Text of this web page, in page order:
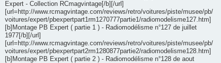
Expert - Collection RCmagvintage[/b][/url]
[url=http://www.rcmagvintage.com/reviews/retro/voitures/piste/musee/pb/
voitures/expert/pbexpertpart1rm1270777partie1/radiomodelisme127.htm]
[b]Montage PB Expert ( partie 1 ) - Radiomodélisme n°127 de juillet
1977[/b][/url]
[url=http://www.rcmagvintage.com/reviews/retro/voitures/piste/musee/pb/
voitures/expert/pbexpertpart2rm1280877partie2/radiomodelisme128.htm]
[b]Montage PB Expert ( partie 2 ) - Radiomodélisme n°128 de aout